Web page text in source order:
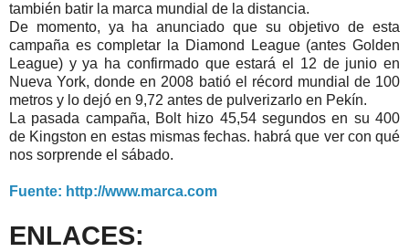
también batir la marca mundial de la distancia.
De momento, ya ha anunciado que su objetivo de esta
campaña es completar la Diamond League (antes Golden
League) y ya ha confirmado que estará el 12 de junio en
Nueva York, donde en 2008 batió el récord mundial de 100
metros y lo dejó en 9,72 antes de pulverizarlo en Pekín.
La pasada campaña, Bolt hizo 45,54 segundos en su 400
de Kingston en estas mismas fechas. habrá que ver con qué
nos sorprende el sábado.
Fuente: http://www.marca.com
ENLACES: